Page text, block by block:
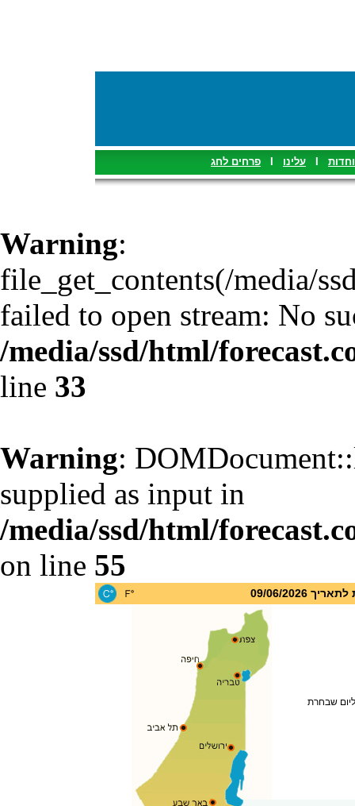
עלינו פרחים לחג
Warning:
file_get_contents(/media/
failed to open stream: No
/media/ssd/html/
line 33
Warning:
supplied as input in
/media/ssd/html/
on line 55
09/06/2026
שבחרת